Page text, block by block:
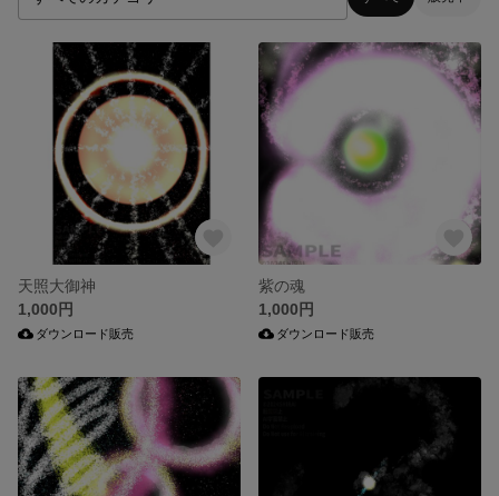
天照大御神
1,000円
ダウンロード販売
紫の魂
1,000円
ダウンロード販売